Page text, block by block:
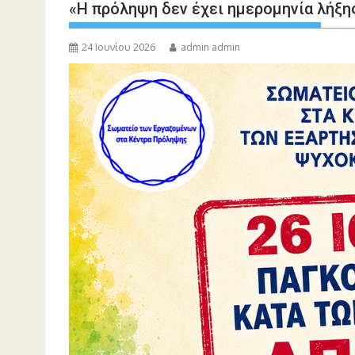
«Η πρόληψη δεν έχει ημερομηνία
24 Ιουνίου 2026 admin admin